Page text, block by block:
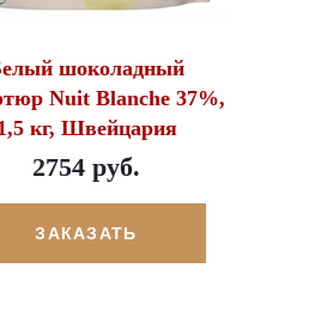
шоколадный
Nuit Blanche 37%,
кг, Швейцария
2754 руб.
ЗАКАЗАТЬ